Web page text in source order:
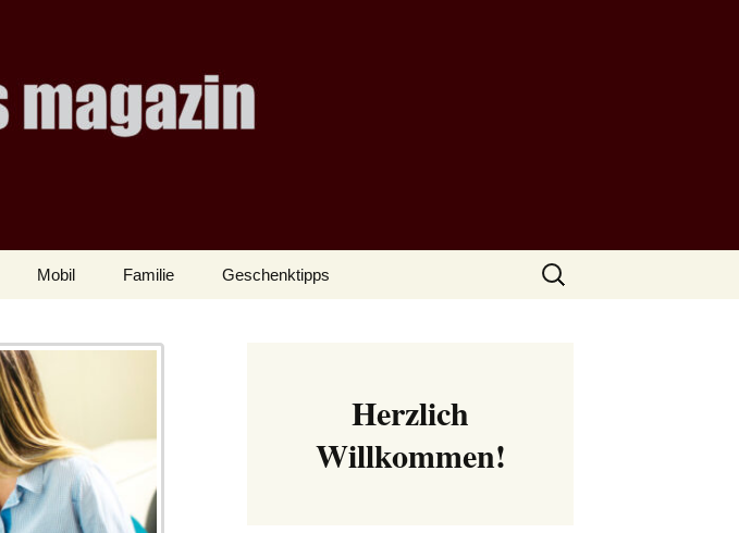
Mobil Familie Geschenktipps
Suchen
nach:
Herzlich
Willkommen!